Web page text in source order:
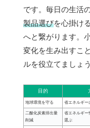
です。毎日の生活
製品選びを心掛け
へと繋がります。
変化を生み出すこ
ルを役立てましょう
目的
地球環境を守る 省エネルギー
二酸化炭素排出量
削減
省エネルギー
選ぶ